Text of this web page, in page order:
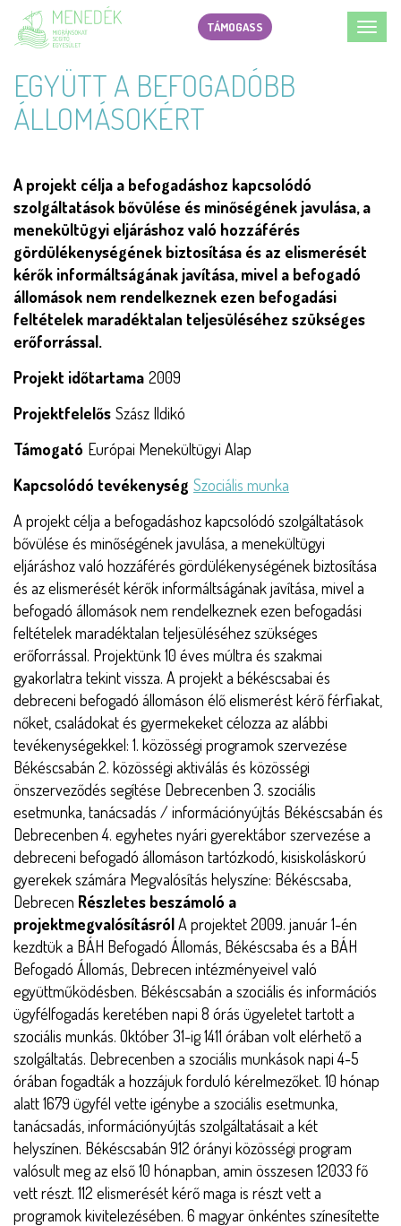
Ugrás
TÁMOGASS
EGYÜTT A BEFOGADÓBB
ÁLLOMÁSOKÉRT
A projekt célja a befogadáshoz kapcsolódó
szolgáltatások bővülése és minőségének javulása, a
menekültügyi eljáráshoz való hozzáférés
gördülékenységének biztosítása és az elismerését
kérők informáltságának javítása, mivel a befogadó
állomások nem rendelkeznek ezen befogadási
feltételek maradéktalan teljesüléséhez szükséges
erőforrással.
Projekt időtartama 2009
Projektfelelős Szász Ildikó
Támogató Európai Menekültügyi Alap
Kapcsolódó tevékenység Szociális munka
A projekt célja a befogadáshoz kapcsolódó szolgáltatások
bővülése és minőségének javulása, a menekültügyi
eljáráshoz való hozzáférés gördülékenységének biztosítása
és az elismerését kérők informáltságának javítása, mivel a
befogadó állomások nem rendelkeznek ezen befogadási
feltételek maradéktalan teljesüléséhez szükséges
erőforrással. Projektünk 10 éves múltra és szakmai
gyakorlatra tekint vissza. A projekt a békéscsabai és
debreceni befogadó állomáson élő elismerést kérő férfiakat,
nőket, családokat és gyermekeket célozza az alábbi
tevékenységekkel: 1. közösségi programok szervezése
Békéscsabán 2. közösségi aktiválás és közösségi
önszerveződés segítése Debrecenben 3. szociális
esetmunka, tanácsadás / információnyújtás Békéscsabán és
Debrecenben 4. egyhetes nyári gyerektábor szervezése a
debreceni befogadó állomáson tartózkodó, kisiskoláskorú
gyerekek számára Megvalósítás helyszíne: Békéscsaba,
Debrecen Részletes beszámoló a
projektmegvalósításrólA projektet 2009. január 1-én
kezdtük a BÁH Befogadó Állomás, Békéscsaba és a BÁH
Befogadó Állomás, Debrecen intézményeivel való
együttműködésben. Békéscsabán a szociális és információs
ügyfélfogadás keretében napi 8 órás ügyeletet tartott a
szociális munkás. Október 31-ig 1411 órában volt elérhető a
szolgáltatás. Debrecenben a szociális munkások napi 4-5
órában fogadták a hozzájuk forduló kérelmezőket. 10 hónap
alatt 1679 ügyfél vette igénybe a szociális esetmunka,
tanácsadás, információnyújtás szolgáltatásait a két
helyszínen. Békéscsabán 912 órányi közösségi program
valósult meg az első 10 hónapban, amin összesen 12033 fő
vett részt. 112 elismerését kérő maga is részt vett a
programok kivitelezésében. 6 magyar önkéntes színesítette